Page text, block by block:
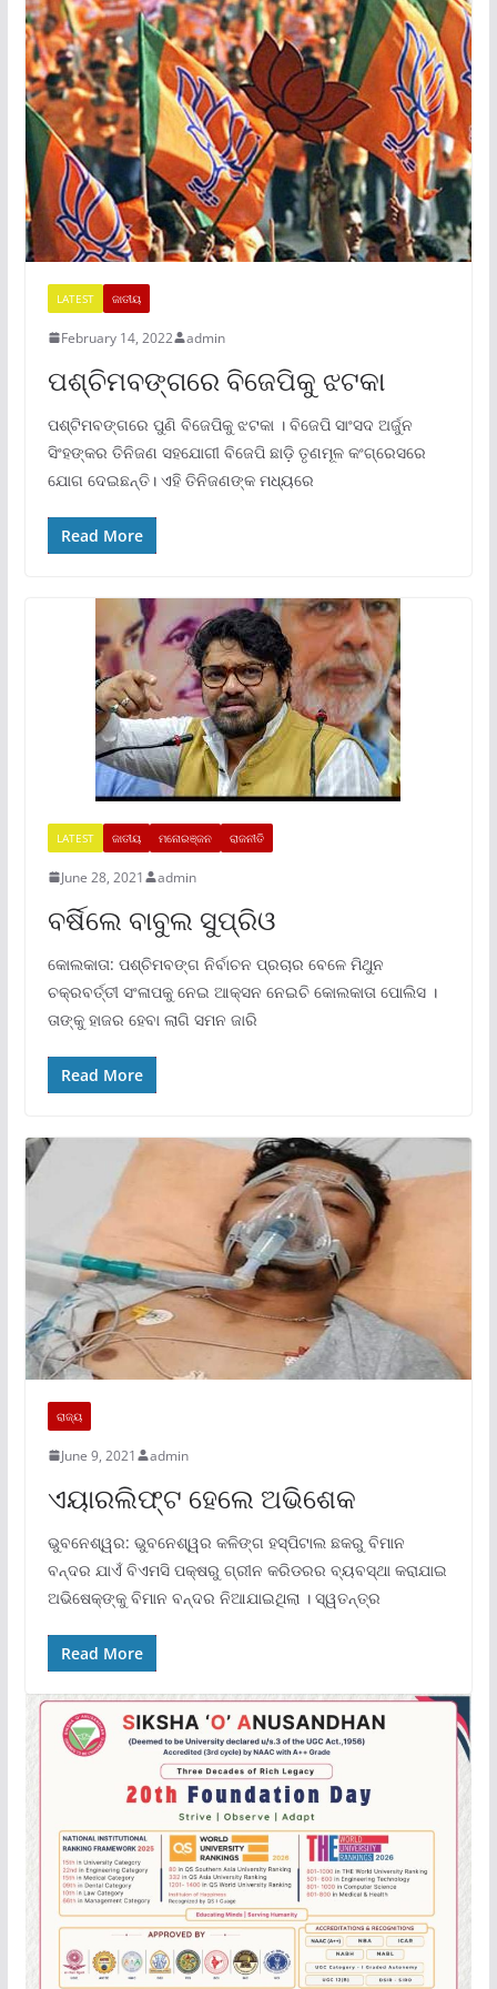
LATEST ଜାତୀୟ
February 14, 2022 admin
ପଶ୍ଚିମବଙ୍ଗରେ ବିଜେପିକୁ ଝଟକା
ପଶ୍ଟିମବଙ୍ଗରେ ପୁଣି ବିଜେପିକୁ ଝଟକା । ବିଜେପି ସାଂସଦ ଅର୍ଜୁନ
ସିଂହଙ୍କର ତିନିଜଣ ସହଯୋଗୀ ବିଜେପି ଛାଡ଼ି ତୃଣମୂଳ କଂଗ୍ରେସରେ
ଯୋଗ ଦେଇଛନ୍ତି। ଏହି ତିନିଜଣଙ୍କ ମଧ୍ୟରେ
Read More
LATEST ଜାତୀୟ ମନୋରଞ୍ଜନ ରାଜନୀତି
June 28, 2021 admin
ବର୍ଷିଲେ ବାବୁଲ ସୁପ୍ରିଓ
କୋଲକାତା: ପଶ୍ଚିମବଙ୍ଗ ନିର୍ବାଚନ ପ୍ରଚାର ବେଳେ ମିଥୁନ
ଚକ୍ରବର୍ତ୍ତୀ ସଂଳାପକୁ ନେଇ ଆକ୍ସନ ନେଇଚି କୋଲକାତା ପୋଲିସ ।
ତାଙ୍କୁ ହାଜର ହେବା ଲାଗି ସମନ ଜାରି
Read More
ରାଜ୍ୟ
June 9, 2021 admin
ଏୟାରଲିଫ୍ଟ ହେଲେ ଅଭିଶେକ
ଭୁବନେଶ୍ୱର: ଭୁବନେଶ୍ୱର କଳିଙ୍ଗ ହସ୍ପିଟାଲ ଛକରୁ ବିମାନ
ବନ୍ଦର ଯାଏଁ ବିଏମସି ପକ୍ଷରୁ ଗ୍ରୀନ କରିଡରର ବ୍ୟବସ୍ଥା କରାଯାଇ
ଅଭିଷେକ୍ଙ୍କୁ ବିମାନ ବନ୍ଦର ନିଆଯାଇଥିଲା । ସ୍ୱତନ୍ତ୍ର
Read More